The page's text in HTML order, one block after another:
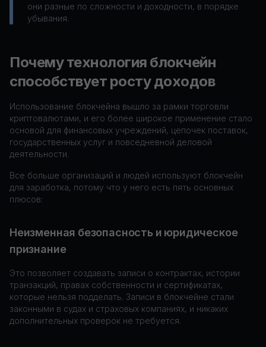
они разные по сложности и доходности, в порядке
убывания.
Почему технология блокчейн
способствует росту доходов
Использование блокчейна вышло за рамки торговли
криптовалютами, и его более широкое применение стало
основой для финансовых учреждений, цепочек поставок,
государственных услуг и повседневной деловой
деятельности.
Все больше организаций и людей используют блокчейн
для заработка, потому что у него есть пять основных
плюсов:
Неизменная безопасность и юридическое
признание
Это позволяет создавать записи о контрактах, истории
транзакций, правах собственности и сертификатах,
которые нельзя подделать. Записи в блокчейне стали
законными в судах и страховых компаниях, и никаких
дополнительных проверок не требуется.